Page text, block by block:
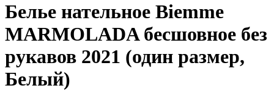
Белье нательное Biemme
MARMOLADA бесшовное без
рукавов 2021 (один размер,
Белый)